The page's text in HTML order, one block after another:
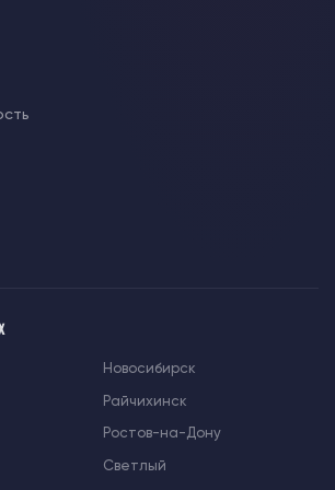
Новосибирск
Райчихинск
Ростов-на-Дону
Светлый